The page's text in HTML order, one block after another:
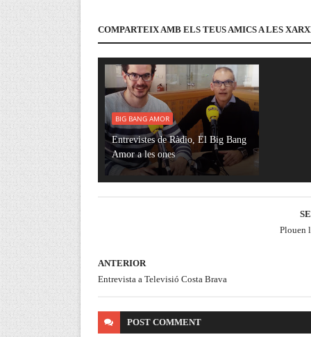
COMPARTEIX AMB ELS TEUS AMICS A LES
BIG BANG AMOR
Entrevistes de Ràdio, El Big Bang
Amor a les ones
Plouen
ANTERIOR
Entrevista a Televisió Costa Brava
POST COMMENT